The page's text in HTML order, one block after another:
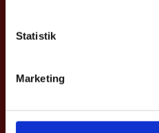
Statistik
Marketing
Asiatisk Plads 2
Danmark